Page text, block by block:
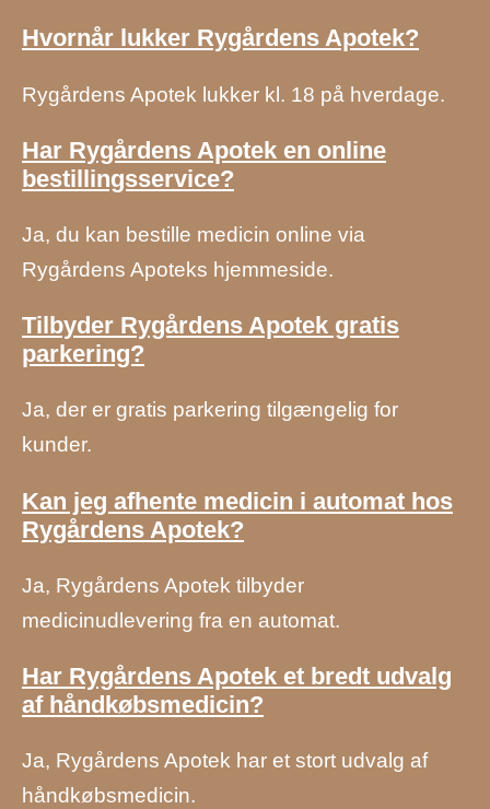
Hvornår lukker Rygårdens Apotek?
Rygårdens Apotek lukker kl. 18 på hverdage.
Har Rygårdens Apotek en online
bestillingsservice?
Ja, du kan bestille medicin online via
Rygårdens Apoteks hjemmeside.
Tilbyder Rygårdens Apotek gratis
parkering?
Ja, der er gratis parkering tilgængelig for
kunder.
Kan jeg afhente medicin i automat hos
Rygårdens Apotek?
Ja, Rygårdens Apotek tilbyder
medicinudlevering fra en automat.
Har Rygårdens Apotek et bredt udvalg
af håndkøbsmedicin?
Ja, Rygårdens Apotek har et stort udvalg af
håndkøbsmedicin.